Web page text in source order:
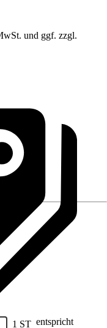
und ggf. zzgl.
1 ST entspricht